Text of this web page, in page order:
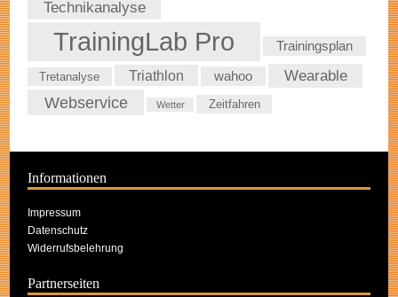
Technikanalyse
TrainingLab Pro Trainingsplan
Tretanalyse Triathlon wahoo Wearable
Webservice Wetter Zeitfahren
Informationen
Impressum
Datenschutz
Widerrufsbelehrung
Partnerseiten